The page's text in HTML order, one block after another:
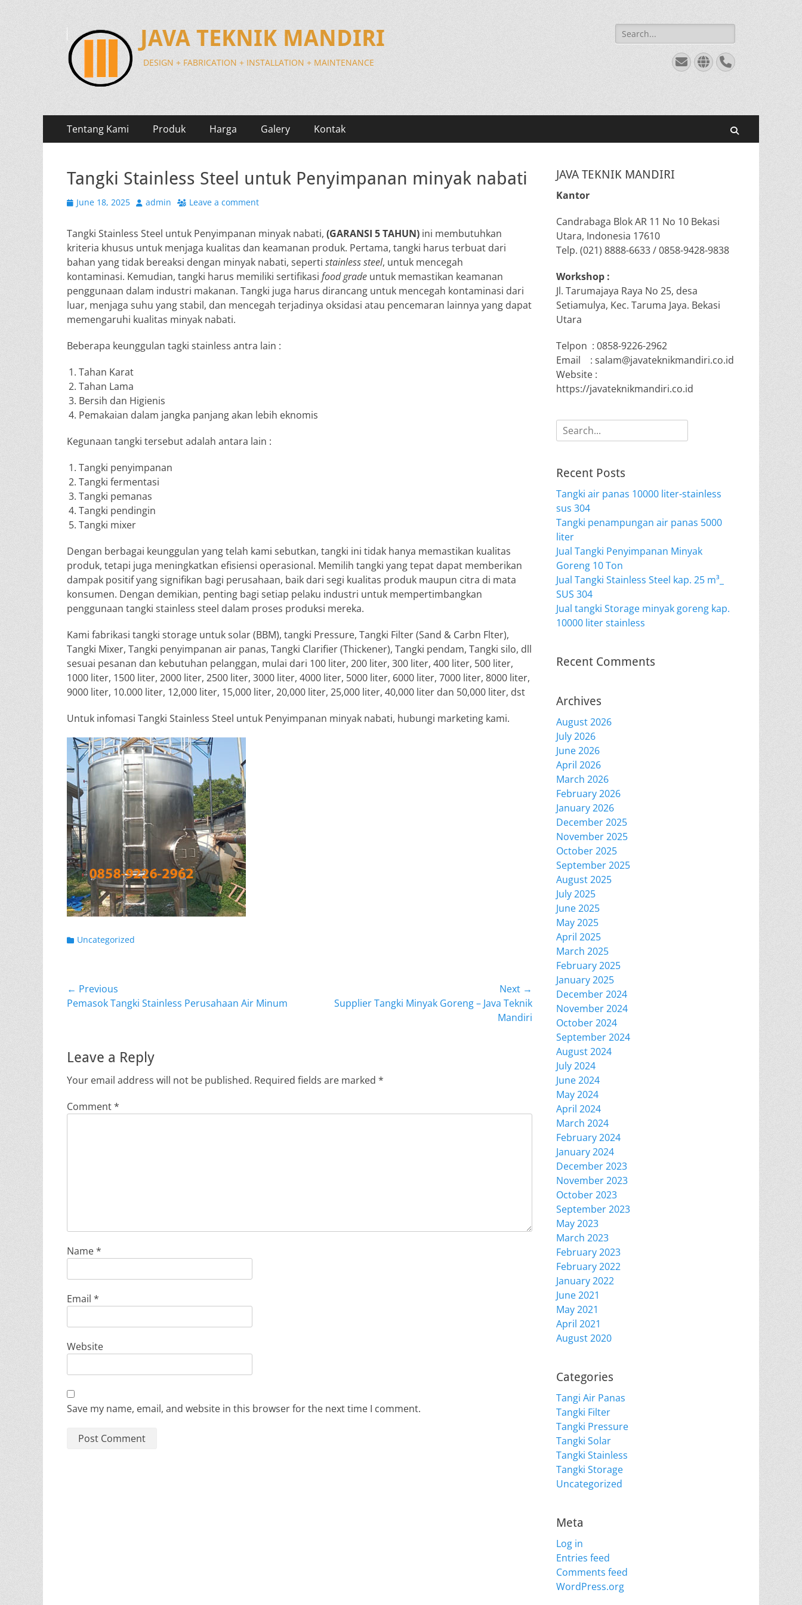
JAVA TEKNIK MANDIRI
DESIGN + FABRICATION + INSTALLATION + MAINTENANCE
Search
for:
EmailWebsite
Phone
Primary
Menu
Tentang Kami Produk Harga Galery Kontak
Tangki Stainless Steel untuk Penyimpanan minyak nabati
Posted
June 18, 2025 Author
admin Leave a comment
Tangki Stainless Steel untuk Penyimpanan minyak nabati, (GARANSI 5 TAHUN) ini membutuhkan
kriteria khusus untuk menjaga kualitas dan keamanan produk. Pertama, tangki harus terbuat dari
bahan yang tidak bereaksi dengan minyak nabati, seperti stainless steel, untuk mencegah
kontaminasi. Kemudian, tangki harus memiliki sertifikasi food grade untuk memastikan keamanan
penggunaan dalam industri makanan. Tangki juga harus dirancang untuk mencegah kontaminasi dari
luar, menjaga suhu yang stabil, dan mencegah terjadinya oksidasi atau pencemaran lainnya yang dapat
memengaruhi kualitas minyak nabati.
Beberapa keunggulan tagki stainless antra lain :
Tahan Karat
Tahan Lama
Bersih dan Higienis
Pemakaian dalam jangka panjang akan lebih eknomis
Kegunaan tangki tersebut adalah antara lain :
Tangki penyimpanan
Tangki fermentasi
Tangki pemanas
Tangki pendingin
Tangki mixer
Dengan berbagai keunggulan yang telah kami sebutkan, tangki ini tidak hanya memastikan kualitas
produk, tetapi juga meningkatkan efisiensi operasional. Memilih tangki yang tepat dapat memberikan
dampak positif yang signifikan bagi perusahaan, baik dari segi kualitas produk maupun citra di mata
konsumen. Dengan demikian, penting bagi setiap pelaku industri untuk mempertimbangkan
penggunaan tangki stainless steel dalam proses produksi mereka.
Kami fabrikasi tangki storage untuk solar (BBM), tangki Pressure, Tangki Filter (Sand & Carbn Flter),
Tangki Mixer, Tangki penyimpanan air panas, Tangki Clarifier (Thickener), Tangki pendam, Tangki silo, dll
sesuai pesanan dan kebutuhan pelanggan, mulai dari 100 liter, 200 liter, 300 liter, 400 liter, 500 liter,
1000 liter, 1500 liter, 2000 liter, 2500 liter, 3000 liter, 4000 liter, 5000 liter, 6000 liter, 7000 liter, 8000 liter,
9000 liter, 10.000 liter, 12,000 liter, 15,000 liter, 20,000 liter, 25,000 liter, 40,000 liter dan 50,000 liter, dst
Untuk infomasi Tangki Stainless Steel untuk Penyimpanan minyak nabati, hubungi marketing kami.
Categories
Uncategorized
Post
navigation
← Previous
Previous
Pemasok Tangki Stainless Perusahaan Air Minum
Next →
Supplier Tangki Minyak Goreng – Java Teknik
Mandiri
Leave a Reply
Your email address will not be published. Required fields are marked *
Comment*
Name*
Email *
Website
Save my name, email, and website in this browser for the next time I comment.
JAVA TEKNIK MANDIRI
Kantor
Candrabaga Blok AR 11 No 10 Bekasi
Utara, Indonesia 17610
Telp. (021) 8888-6633 / 0858-9428-9838
Workshop :
Jl. Tarumajaya Raya No 25, desa
Setiamulya, Kec. Taruma Jaya. Bekasi
Utara
Telpon : 0858-9226-2962
Email : salam@javateknikmandiri.co.id
Website :
https://javateknikmandiri.co.id
Search
for:
Recent Posts
Tangki air panas 10000 liter-stainless
sus 304
Tangki penampungan air panas 5000
liter
Jual Tangki Penyimpanan Minyak
Goreng 10 Ton
Jual Tangki Stainless Steel kap. 25 m³_
SUS 304
Jual tangki Storage minyak goreng kap.
10000 liter stainless
Recent Comments
Archives
August 2026
July 2026
June 2026
April 2026
March 2026
February 2026
January 2026
December 2025
November 2025
October 2025
September 2025
August 2025
July 2025
June 2025
May 2025
April 2025
March 2025
February 2025
January 2025
December 2024
November 2024
October 2024
September 2024
August 2024
July 2024
June 2024
May 2024
April 2024
March 2024
February 2024
January 2024
December 2023
November 2023
October 2023
September 2023
May 2023
March 2023
February 2023
February 2022
January 2022
June 2021
May 2021
April 2021
August 2020
Categories
Tangi Air Panas
Tangki Filter
Tangki Pressure
Tangki Solar
Tangki Stainless
Tangki Storage
Uncategorized
Meta
Log in
Entries feed
Comments feed
WordPress.org